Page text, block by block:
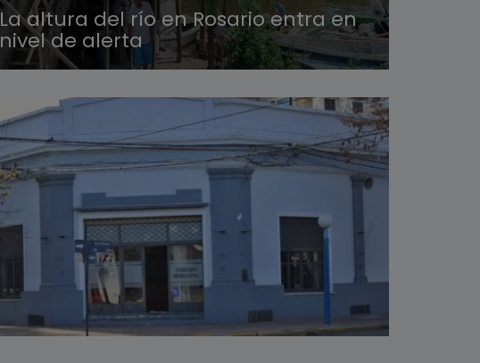
La altura del río en Rosario entra en
nivel de alerta